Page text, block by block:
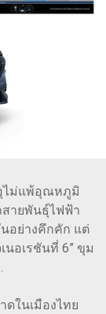
ไม่แพ้อุณหภูมิ
ายพันธุ์ไฟฟ้า
อย่างคึกคัก แต่
นอเรชันที่ 6” ขุม
ในเมืองไทย